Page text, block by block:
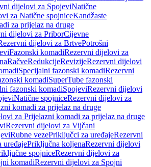
dijelovi za SpojeviNatične
za Natične spojniceKandžaste
za prijelaz na druge
dijelovi za PriborCijevne
dijelovi za BrtvePotrošni
Fazonski komadiRezervni dijelovi za
RačveRedukcijeRevizijeRezervni dijelovi
Specijalni fazonski komadiRezervni
komadiSuperTube fazonski
fazonski komadiSpojeviRezervni dijelovi
Natične spojniceRezervni dijelovi za
komadi za prijelaz na druge
za Prijelazni komadi za prijelaz na druge
Rezervni dijelovi za Vijčani
Rubne vezePriključci za uređajeRezervni
uređajePriključna koljenaRezervni dijelovi
spojniceRezervni dijelovi za
komadiRezervni dijelovi za Spojni